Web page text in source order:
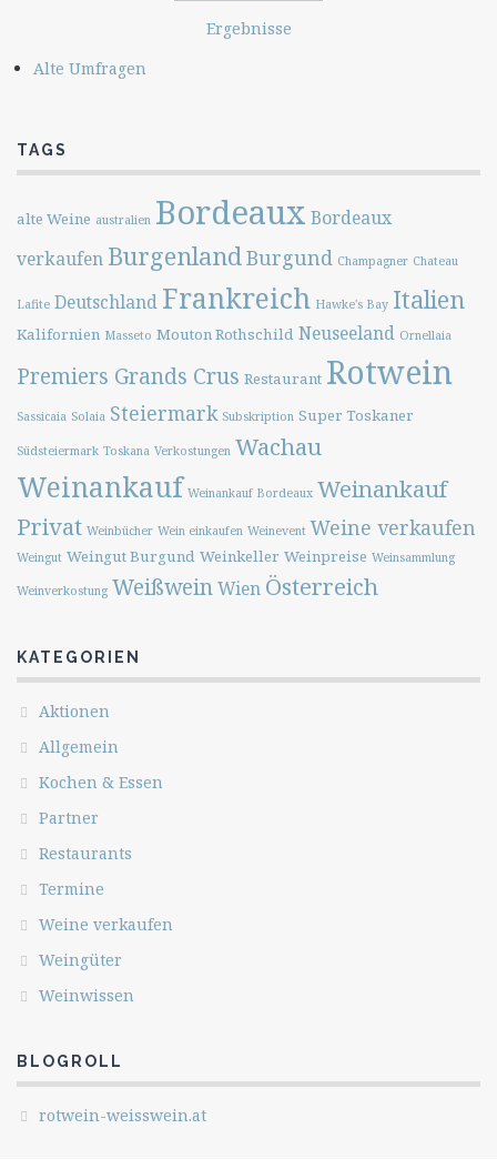
Ergebnisse
Alte Umfragen
TAGS
alte Weine australien Bordeaux Bordeaux
verkaufen BurgenlandBurgund Champagner Chateau
Lafite Deutschland Frankreich Hawke's Bay Italien
Kalifornien Masseto Mouton Rothschild Neuseeland Ornellaia
Premiers Grands Crus Restaurant Rotwein
Sassicaia Solaia Steiermark Subskription Super Toskaner
Südsteiermark Toskana Verkostungen Wachau
Weinankauf Weinankauf Bordeaux Weinankauf
Privat Weinbücher Wein einkaufen Weinevent Weine verkaufen
Weingut Weingut Burgund Weinkeller Weinpreise Weinsammlung
Weinverkostung WeißweinWien Österreich
KATEGORIEN
Aktionen
Allgemein
Kochen & Essen
Partner
Restaurants
Termine
Weine verkaufen
Weingüter
Weinwissen
BLOGROLL
rotwein-weisswein.at